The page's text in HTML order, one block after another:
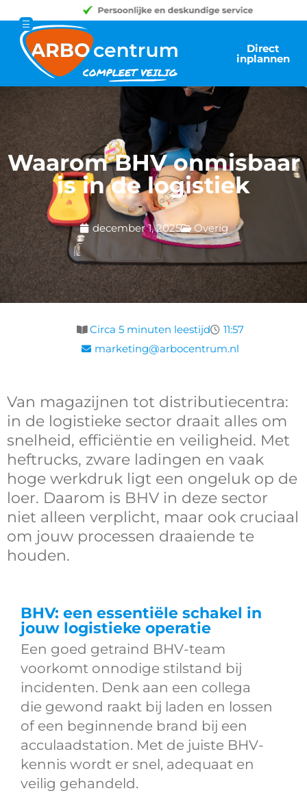
Direct
inplannen
Waarom BHV onmisbaar
is in de logistiek
december 1, 2025 Overig
Circa 5 minuten leestijd
11:57
marketing@arbocentrum.nl
Van magazijnen tot distributiecentra:
in de logistieke sector draait alles om
snelheid, efficiëntie en veiligheid. Met
heftrucks, zware ladingen en vaak
hoge werkdruk ligt een ongeluk op de
loer. Daarom is BHV in deze sector
niet alleen verplicht, maar ook cruciaal
om jouw processen draaiende te
houden.
BHV: een essentiële schakel in
jouw logistieke operatie
Een goed getraind BHV-team
voorkomt onnodige stilstand bij
incidenten. Denk aan een collega
die gewond raakt bij laden en lossen
of een beginnende brand bij een
acculaadstation. Met de juiste BHV-
kennis wordt er snel, adequaat en
veilig gehandeld.